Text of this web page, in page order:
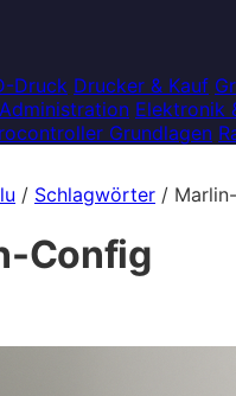
Druck Drucker & Kauf
Elektronik
Grundlagen
/ Schlagwörter /
Config